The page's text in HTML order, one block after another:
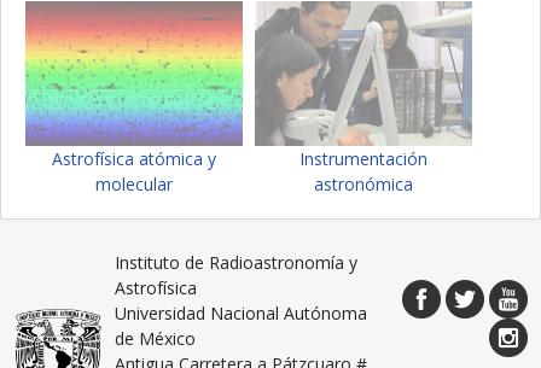
Astrofísica atómica y
molecular
Instrumentación
astronómica
Instituto de Radioastronomía y
Astrofísica
Universidad Nacional Autónoma
de México